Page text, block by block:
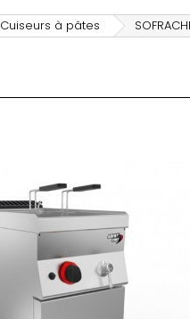
Cuiseurs à pâtes